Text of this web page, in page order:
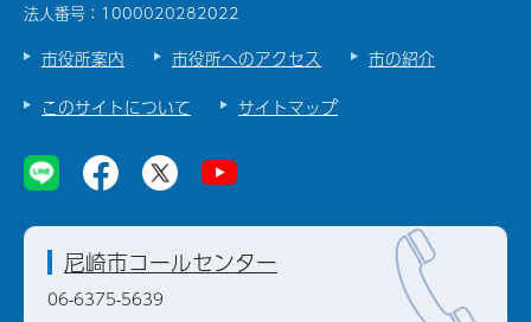
法人番号：1000020282022
市役所案内 市役所へのアクセス
市の紹介
このサイトについて
サイトマップ
尼崎市コールセンター
06-6375-5639